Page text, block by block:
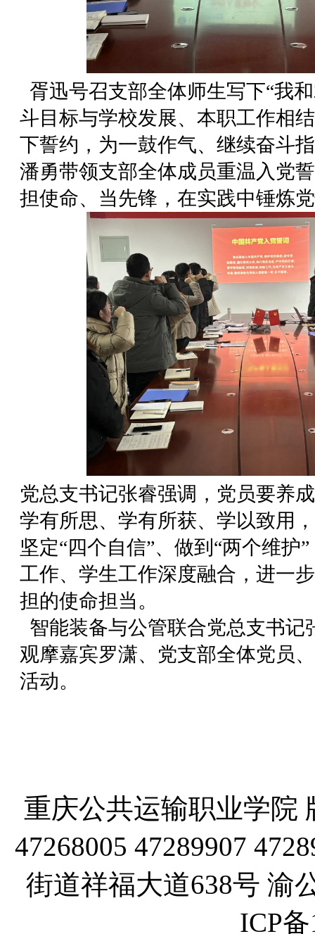
胥迅号召支部全体师生写下“我
斗目标与学校发展、本职工作相
下誓约，为一鼓作气、继续奋斗
潘勇带领支部全体成员重温入党
担使命、当先锋，在实践中锤炼
党总支书记张睿强调，党员要养
学有所思、学有所获、学以致用
坚定“四个自信”、做到“两个维护
工作、学生工作深度融合，进一
担的使命担当。
智能装备与公管联合党总支书记
观摩嘉宾罗潇、党支部全体党员
活动。
重庆公共运输职业学院
47268005 47289907
街道祥福大道638号 渝
ICP